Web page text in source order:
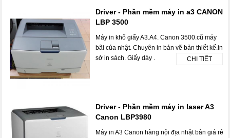
Driver - Phần mềm máy in a3 CANON
LBP 3500
Máy in khổ giấy A3.A4. Canon 3500.cũ máy
bãi của nhật. Chuyên in bản vẽ bản thiết kế.in
sớ in sách. Giấy dày .
CHI TIẾT
Driver - Phần mềm máy in laser A3
Canon LBP3980
Máy in A3 Canon hàng nội địa nhật bản giá rẻ